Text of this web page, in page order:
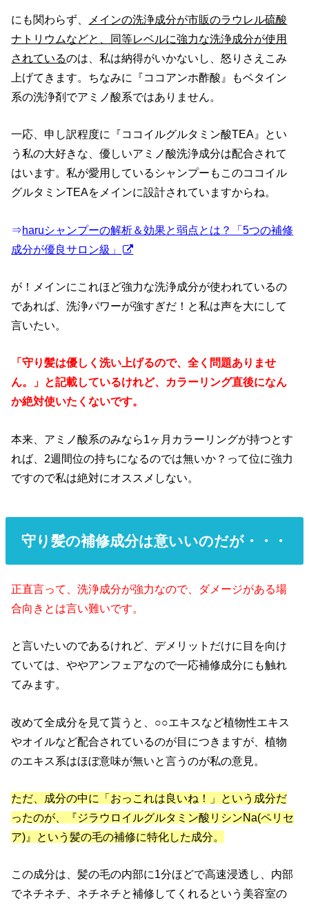
にも関わらず、
メインの洗浄成分が市販のラウレル硫酸
ナトリウムなどと、同等レベルに強力な洗浄成分が使用
されているのは、私は納得がいかないし、怒りさえこみ
上げてきます。ちなみに『ココアンホ酢酸』もベタイン
系の洗浄剤でアミノ酸系ではありません。
一応、申し訳程度に『ココイルグルタミン酸TEA』とい
う私の大好きな、優しいアミノ酸洗浄成分は配合されて
はいます。私が愛用しているシャンプーもこのココイル
グルタミンTEAをメインに設計されていますからね。
⇒haruシャンプーの解析＆効果と弱点とは？「5つの補修
成分が優良サロン級」
が！メインにこれほど強力な洗浄成分が使われているの
であれば、洗浄パワーが強すぎだ！と私は声を大にして
言いたい。
「守り髪は優しく洗い上げるので、全く問題ありませ
ん。」と記載しているけれど、カラーリング直後になん
か絶対使いたくないです。
本来、アミノ酸系のみなら1ヶ月カラーリングが持つとす
れば、2週間位の持ちになるのでは無いか？って位に強力
ですので私は絶対にオススメしない。
守り髪の補修成分は意いいのだが・・・
正直言って、洗浄成分が強力なので、ダメージがある場
合向きとは言い難いです。
と言いたいのであるけれど、デメリットだけに目を向け
ていては、ややアンフェアなので一応補修成分にも触れ
てみます。
改めて全成分を見て貰うと、○○エキスなど植物性エキス
やオイルなど配合されているのが目につきますが、植物
のエキス系はほぼ意味が無いと言うのが私の意見。
ただ、成分の中に「おっこれは良いね！」という成分だ
ったのが、『ジラウロイルグルタミン酸リシンNa(ペリセ
ア)』という髪の毛の補修に特化した成分。
この成分は、髪の毛の内部に1分ほどで高速浸透し、内部
でネチネチ、ネチネチと補修してくれるという美容室の